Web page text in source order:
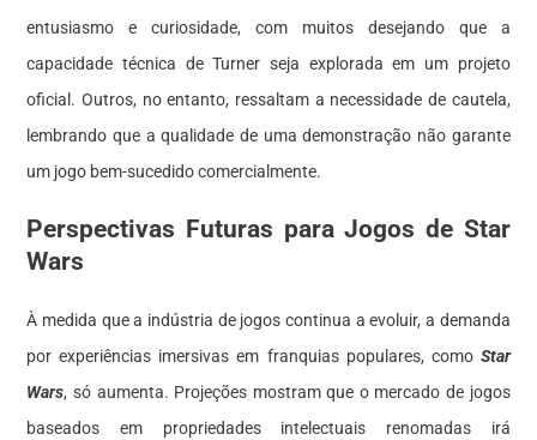
entusiasmo e curiosidade, com muitos desejando que a
capacidade técnica de Turner seja explorada em um projeto
oficial. Outros, no entanto, ressaltam a necessidade de cautela,
lembrando que a qualidade de uma demonstração não garante
um jogo bem-sucedido comercialmente.
Perspectivas Futuras para Jogos de Star
Wars
À medida que a indústria de jogos continua a evoluir, a demanda
por experiências imersivas em franquias populares, como Star
Wars, só aumenta. Projeções mostram que o mercado de jogos
baseados em propriedades intelectuais renomadas irá